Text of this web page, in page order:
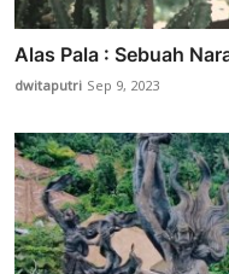
Alas Pala : Sebuah
dwitaputri Sep 9, 2023